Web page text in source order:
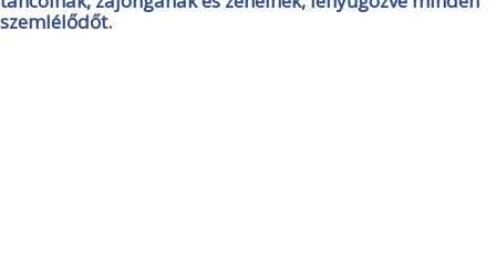
szemlélődőt.